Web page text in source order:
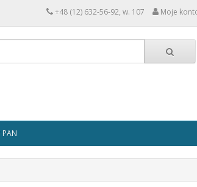
+48 (12) 632-56-92, w. 107 Moje
PAN